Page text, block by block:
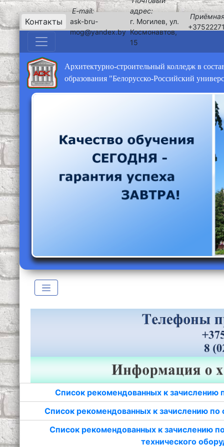
Контакты
E-mail:
ask-bru-
mog@yandex.by
адрес:
г. Могилев, ул.
Космонавтов,
15
Архитектурно-строительный колледж в
образования "Белорусско-Российский
Список рекомендованных к зачислению
Список рекомендованных к зачислению
Список рекомендованных к зачислению
технического